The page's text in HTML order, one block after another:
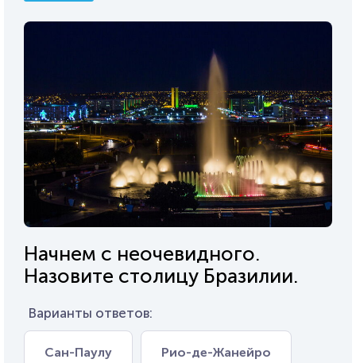
Начнем с неочевидного.
Назовите столицу Бразилии.
Варианты ответов:
Сан-Паулу Рио-де-Жанейро